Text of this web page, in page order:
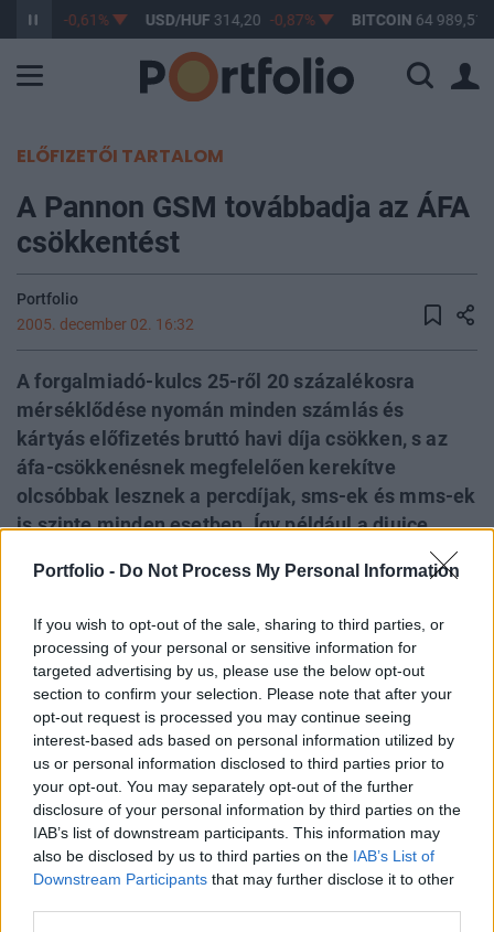
Portfolio - Do Not Process My Personal Information
If you wish to opt-out of the sale, sharing to third parties, or
processing of your personal or sensitive information for
targeted advertising by us, please use the below opt-out
section to confirm your selection. Please note that after your
opt-out request is processed you may continue seeing
interest-based ads based on personal information utilized by
us or personal information disclosed to third parties prior to
your opt-out. You may separately opt-out of the further
disclosure of your personal information by third parties on the
IAB’s list of downstream participants. This information may
also be disclosed by us to third parties on the IAB’s List of
Downstream Participants that may further disclose it to other
363,17 -0,61% USD/HUF314,20 -0,87% BITCOIN64 989,51
ELŐFIZETŐI TARTALOM
A Pannon GSM továbbadja az ÁFA
csökkentést
Portfolio
2005. december 02. 16:32
A forgalmiadó-kulcs 25-ről 20 százalékosra
mérséklődése nyomán minden számlás és
kártyás előfizetés bruttó havi díja csökken, s az
áfa-csökkenésnek megfelelően kerekítve
olcsóbbak lesznek a percdíjak, sms-ek és mms-ek
is szinte minden esetben. Így például a djuice
forintra, a csomag csúcsidejű percdíja 49 forintról
csomagban 25 forint helyett januártól csak 24
forint lesz.
"A magyar mobilpiacon rendkívül kiélezett a verseny, s az
elmúlt évek jelentős árcsökkenéseket hoztak. A Pannon
GSM ugyanakkor továbbra is arra törekszik, hogy
szolgáltatásait az ügyfeleknek legmegfelelőbb feltételekkel
kínálja, az pedig egyértelmű, hogy számukra rendkívül
fontos szempont a kedvező ár. Éppen ezért örülünk annak,
hogy a jogszabályi keretek változása...